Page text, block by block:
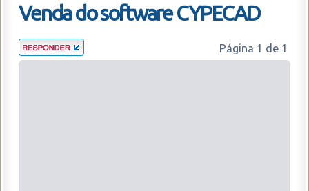
Venda do software CYPECAD
Página 1 de 1